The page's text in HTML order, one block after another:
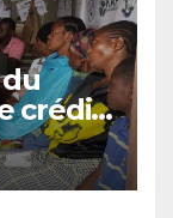
crédit
: des
et